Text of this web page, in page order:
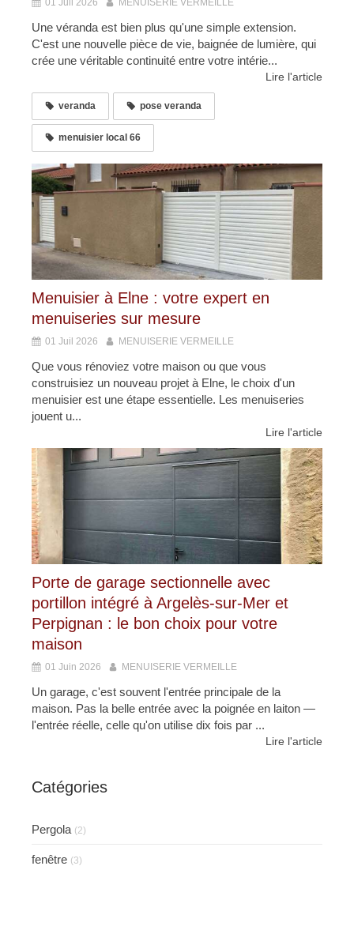
Une véranda est bien plus qu'une simple extension.
C'est une nouvelle pièce de vie, baignée de lumière, qui
crée une véritable continuité entre votre intérie...
Lire l'article
veranda pose veranda
menuisier local 66
Menuisier à Elne : votre expert en
menuiseries sur mesure
01 Juil 2026 MENUISERIE VERMEILLE
Que vous rénoviez votre maison ou que vous
construisiez un nouveau projet à Elne, le choix d'un
menuisier est une étape essentielle. Les menuiseries
jouent u...
Lire l'article
Porte de garage sectionnelle avec
portillon intégré à Argelès-sur-Mer et
Perpignan : le bon choix pour votre
maison
01 Juin 2026 MENUISERIE VERMEILLE
Un garage, c'est souvent l'entrée principale de la
maison. Pas la belle entrée avec la poignée en laiton —
l'entrée réelle, celle qu'on utilise dix fois par ...
Lire l'article
Catégories
Pergola (2)
fenêtre (3)